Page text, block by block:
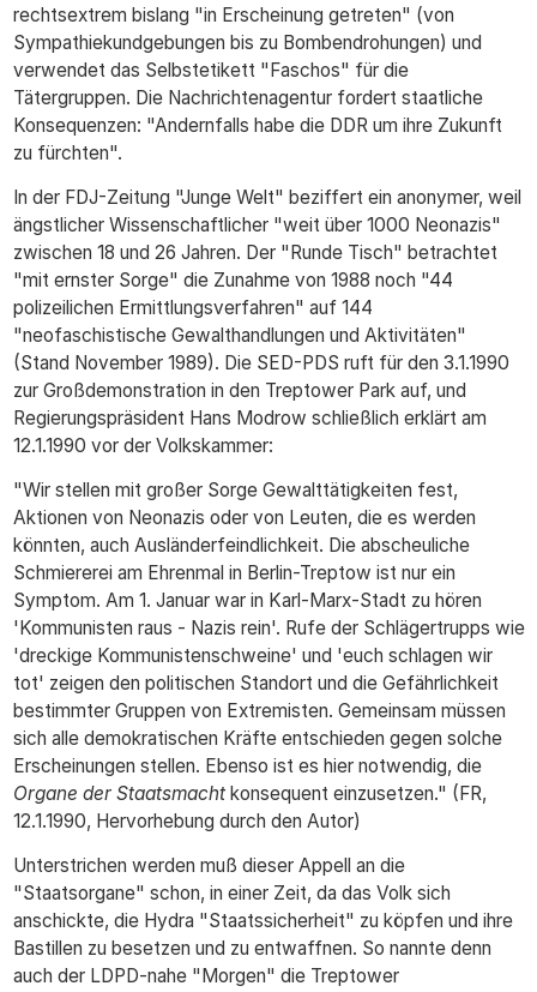
rechtsextrem bislang "in Erscheinung getreten" (von
Sympathiekundgebungen bis zu Bombendrohungen) und
verwendet das Selbstetikett "Faschos" für die
Tätergruppen. Die Nachrichtenagentur fordert staatliche
Konsequenzen: "Andernfalls habe die DDR um ihre Zukunft
zu fürchten".
In der FDJ-Zeitung "Junge Welt" beziffert ein anonymer, weil
ängstlicher Wissenschaftlicher "weit über 1000 Neonazis"
zwischen 18 und 26 Jahren. Der "Runde Tisch" betrachtet
"mit ernster Sorge" die Zunahme von 1988 noch "44
polizeilichen Ermittlungsverfahren" auf 144
"neofaschistische Gewalthandlungen und Aktivitäten"
(Stand November 1989). Die SED-PDS ruft für den 3.1.1990
zur Großdemonstration in den Treptower Park auf, und
Regierungspräsident Hans Modrow schließlich erklärt am
12.1.1990 vor der Volkskammer:
"Wir stellen mit großer Sorge Gewalttätigkeiten fest,
Aktionen von Neonazis oder von Leuten, die es werden
könnten, auch Ausländerfeindlichkeit. Die abscheuliche
Schmiererei am Ehrenmal in Berlin-Treptow ist nur ein
Symptom. Am 1. Januar war in Karl-Marx-Stadt zu hören
'Kommunisten raus - Nazis rein'. Rufe der Schlägertrupps wie
'dreckige Kommunistenschweine' und 'euch schlagen wir
tot' zeigen den politischen Standort und die Gefährlichkeit
bestimmter Gruppen von Extremisten. Gemeinsam müssen
sich alle demokratischen Kräfte entschieden gegen solche
Erscheinungen stellen. Ebenso ist es hier notwendig, die
Organe der Staatsmachtkonsequent einzusetzen." (FR,
12.1.1990, Hervorhebung durch den Autor)
Unterstrichen werden muß dieser Appell an die
"Staatsorgane" schon, in einer Zeit, da das Volk sich
anschickte, die Hydra "Staatssicherheit" zu köpfen und ihre
Bastillen zu besetzen und zu entwaffnen. So nannte denn
auch der LDPD-nahe "Morgen" die Treptower